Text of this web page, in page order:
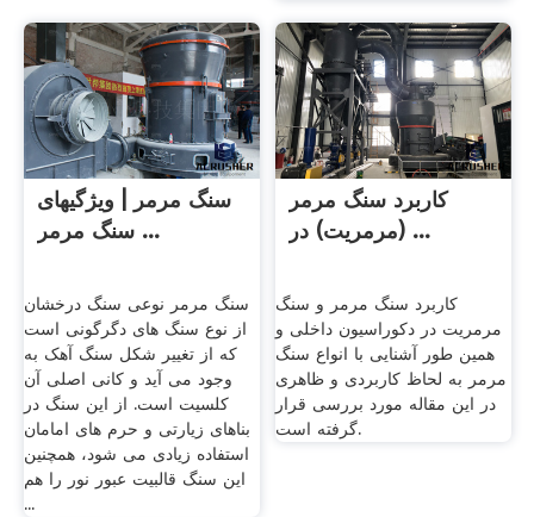
سنگ مرمر | ویژگیهای
سنگ مرمر ...
سنگ مرمر نوعی سنگ درخشان
از نوع سنگ های دگرگونی است
که از تغییر شکل سنگ آهک به
وجود می آید و کانی اصلی آن
کلسیت است. از این سنگ در
بناهای زیارتی و حرم های امامان
استفاده زیادی می شود، همچنین
این سنگ قالبیت عبور نور را هم
...
کاربرد سنگ مرمر
(مرمریت) در ...
کاربرد سنگ مرمر و سنگ
مرمریت در دکوراسیون داخلی و
همین طور آشنایی با انواع سنگ
مرمر به لحاظ کاربردی و ظاهری
در این مقاله مورد بررسی قرار
گرفته است.